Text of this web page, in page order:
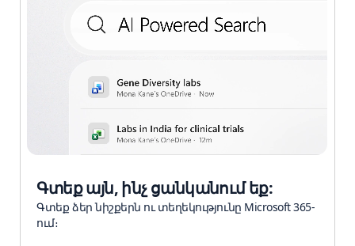
Գտեք այն, ինչ ցանկանում եք:
Գտեք ձեր նիշքերն ու տեղեկությունը Microsoft 365-
ում։